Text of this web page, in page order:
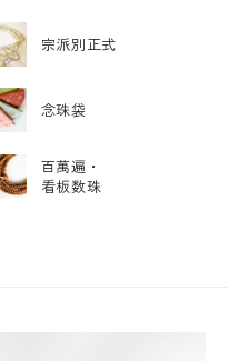
宗派別正式
念珠袋
百萬遍・
看板数珠